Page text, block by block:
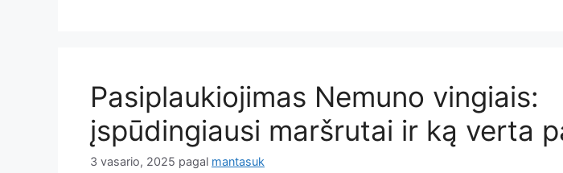
Pasiplaukiojimas Nemuno vingiais:
įspūdingiausi maršrutai ir ką verta
3 vasario, 2025 pagal mantasuk